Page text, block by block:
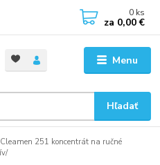
Menu
Hľadať
0 ks
za 0,00 €
Cleamen 251 koncentrát na ručné